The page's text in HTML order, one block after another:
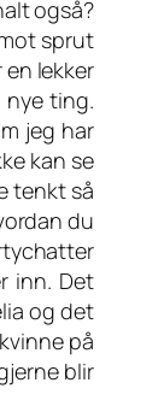
også?
sprut
lekker
nye ting.
jeg har
kan se
tenkt så
du
inn. Det
og det
på
blir